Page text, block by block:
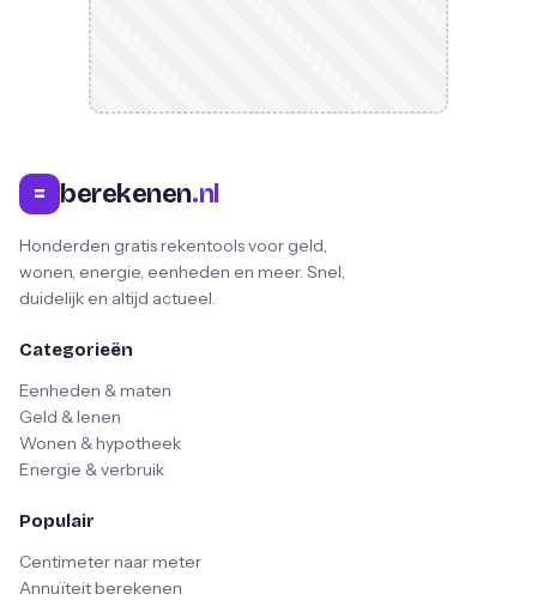
= berekenen.nl
Honderden gratis rekentools voor geld,
wonen, energie, eenheden en meer. Snel,
duidelijk en altijd actueel.
Categorieën
Eenheden & maten
Geld & lenen
Wonen & hypotheek
Energie & verbruik
Populair
Centimeter naar meter
Annuïteit berekenen